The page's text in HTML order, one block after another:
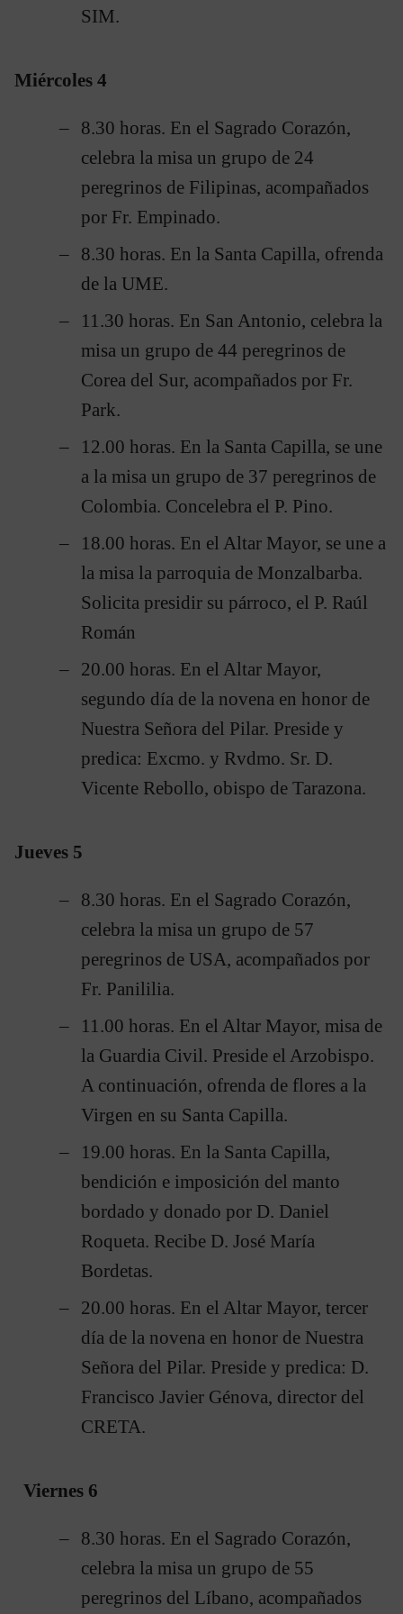
SIM.
Miércoles 4
8.30 horas. En el Sagrado Corazón,
celebra la misa un grupo de 24
peregrinos de Filipinas, acompañados
por Fr. Empinado.
8.30 horas. En la Santa Capilla, ofrenda
de la UME.
11.30 horas. En San Antonio, celebra la
misa un grupo de 44 peregrinos de
Corea del Sur, acompañados por Fr.
Park.
12.00 horas. En la Santa Capilla, se une
a la misa un grupo de 37 peregrinos de
Colombia. Concelebra el P. Pino.
18.00 horas. En el Altar Mayor, se une a
la misa la parroquia de Monzalbarba.
Solicita presidir su párroco, el P. Raúl
Román
20.00 horas. En el Altar Mayor,
segundo día de la novena en honor de
Nuestra Señora del Pilar. Preside y
predica: Excmo. y Rvdmo. Sr. D.
Vicente Rebollo, obispo de Tarazona.
Jueves 5
8.30 horas. En el Sagrado Corazón,
celebra la misa un grupo de 57
peregrinos de USA, acompañados por
Fr. Panililia.
11.00 horas. En el Altar Mayor, misa de
la Guardia Civil. Preside el Arzobispo.
A continuación, ofrenda de flores a la
Virgen en su Santa Capilla.
19.00 horas. En la Santa Capilla,
bendición e imposición del manto
bordado y donado por D. Daniel
Roqueta. Recibe D. José María
Bordetas.
20.00 horas. En el Altar Mayor, tercer
día de la novena en honor de Nuestra
Señora del Pilar. Preside y predica: D.
Francisco Javier Génova, director del
CRETA.
Viernes 6
8.30 horas. En el Sagrado Corazón,
celebra la misa un grupo de 55
peregrinos del Líbano, acompañados